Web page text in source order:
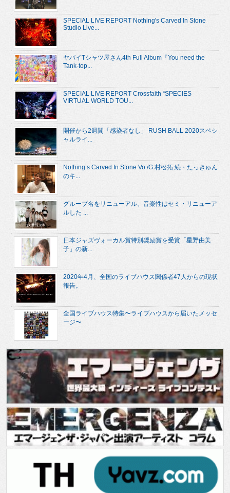
SPECIAL LIVE REPORT Nothing's Carved In Stone
Studio Live...
ヤバイTシャツ屋さん4th Full Album『You need the
Tank-top...
SPECIAL LIVE REPORT Crossfaith “SPECIES
VIRTUAL WORLD TOU...
開催から2週間「感染者なし」 RUSH BALL 2020スペシ
ャルライ...
Nothing’s Carved In Stone Vo./G.村松拓 続・たっきゅん
のキ...
グループ名をリニューアル、音楽性はセミ・リニューア
ルした ...
日本ジャズヴォーカル賞特別奨励賞を受賞「星野由美
子」の新...
2020年4月、全国のライブハウス関係者47人からの現状
報告。
全国ライブハウス特集〜ライブハウスから届いたメッセ
ージ〜